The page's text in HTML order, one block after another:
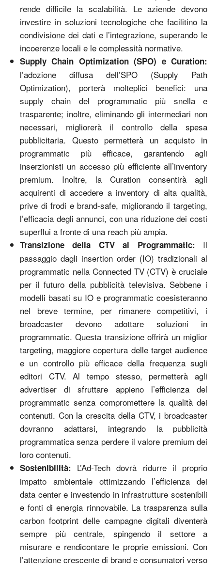
rende difficile la scalabilità. Le aziende devono
investire in soluzioni tecnologiche che facilitino la
condivisione dei dati e l’integrazione, superando le
incoerenze locali e le complessità normative.
Supply Chain Optimization (SPO) e Curation:
l’adozione diffusa dell’SPO (Supply Path
Optimization), porterà molteplici benefici: una
supply chain del programmatic più snella e
trasparente; inoltre, eliminando gli intermediari non
necessari, migliorerà il controllo della spesa
pubblicitaria. Questo permetterà un acquisto in
programmatic più efficace, garantendo agli
inserzionisti un accesso più efficiente all’inventory
premium. Inoltre, la Curation consentirà agli
acquirenti di accedere a inventory di alta qualità,
prive di frodi e brand-safe, migliorando il targeting,
l’efficacia degli annunci, con una riduzione dei costi
superflui a fronte di una reach più ampia.
Transizione della CTV al Programmatic: Il
passaggio dagli insertion order (IO) tradizionali al
programmatic nella Connected TV (CTV) è cruciale
per il futuro della pubblicità televisiva. Sebbene i
modelli basati su IO e programmatic coesisteranno
nel breve termine, per rimanere competitivi, i
broadcaster devono adottare soluzioni in
programmatic. Questa transizione offrirà un miglior
targeting, maggiore copertura delle target audience
e un controllo più efficace della frequenza sugli
editori CTV. Al tempo stesso, permetterà agli
advertiser di sfruttare appieno l’efficienza del
programmatic senza compromettere la qualità dei
contenuti. Con la crescita della CTV, i broadcaster
dovranno adattarsi, integrando la pubblicità
programmatica senza perdere il valore premium dei
loro contenuti.
Sostenibilità: L’Ad-Tech dovrà ridurre il proprio
impatto ambientale ottimizzando l’efficienza dei
data center e investendo in infrastrutture sostenibili
e fonti di energia rinnovabile. La trasparenza sulla
carbon footprint delle campagne digitali diventerà
sempre più centrale, spingendo il settore a
misurare e rendicontare le proprie emissioni. Con
l’attenzione crescente di brand e consumatori verso